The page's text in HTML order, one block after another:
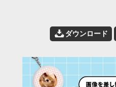
📥ダウンロード